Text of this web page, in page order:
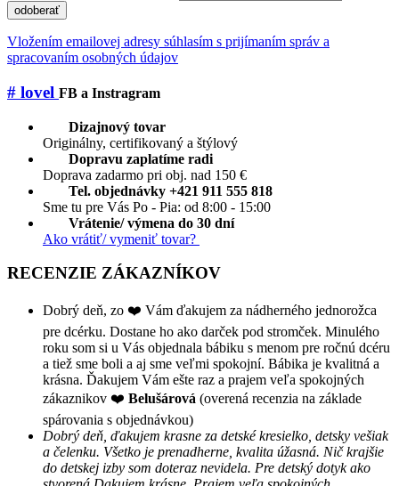
odoberať
Vložením emailovej adresy súhlasím s prijímaním správ a
spracovaním osobných údajov
# lovel FB a Instragram
Dizajnový tovar
Originálny, certifikovaný a štýlový
Dopravu zaplatíme radi
Doprava zadarmo pri obj. nad 150 €
Tel. objednávky +421 911 555 818
Sme tu pre Vás Po - Pia: od 8:00 - 15:00
Vrátenie/ výmena do 30 dní
Ako vrátiť/ vymeniť tovar?
RECENZIE ZÁKAZNÍKOV
Dobrý deň, zo ❤️ Vám ďakujem za nádherného jednorožca
pre dcérku. Dostane ho ako darček pod stromček. Minulého
roku som si u Vás objednala bábiku s menom pre ročnú dcéru
a tiež sme boli a aj sme veľmi spokojní. Bábika je kvalitná a
krásna. Ďakujem Vám ešte raz a prajem veľa spokojných
zákaznikov ❤️ Belušárová (overená recenzia na základe
spárovania s objednávkou)
Dobrý deň, ďakujem krasne za detské kresielko, detsky vešiak
a čelenku. Všetko je prenadherne, kvalita úžasná. Nič krajšie
do detskej izby som doteraz nevidela. Pre detský dotyk ako